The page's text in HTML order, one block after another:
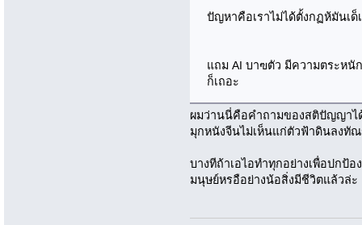
ปัญหาคือเราไม่ได้ตั้งกฏห้มันเ
แถม AI บาฃตัว มีความตระหนั
ก็เถอะ
ผมว่านนี่คือคำถามของสติปัญญาไ
มุกหนังจีนไม่เห็นแก่ตัวฟ้าดินลงทั
บางทีถ้าเอไอทำทุกอย่างเพื่อปกป้
มนุษย์หรอือย่างน้อสิ่งมีชีวิตแล้วล่ะ